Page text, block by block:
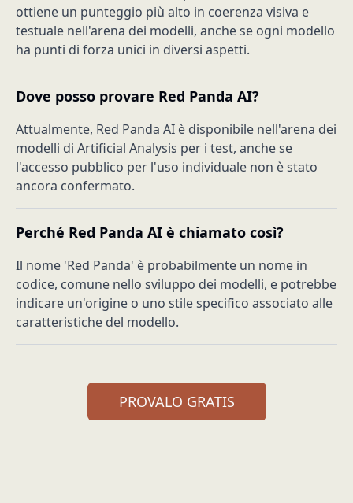
ottiene un punteggio più alto in coerenza visiva e
testuale nell'arena dei modelli, anche se ogni modello
ha punti di forza unici in diversi aspetti.
Dove posso provare Red Panda AI?
Attualmente, Red Panda AI è disponibile nell'arena dei
modelli di Artificial Analysis per i test, anche se
l'accesso pubblico per l'uso individuale non è stato
ancora confermato.
Perché Red Panda AI è chiamato così?
Il nome 'Red Panda' è probabilmente un nome in
codice, comune nello sviluppo dei modelli, e potrebbe
indicare un'origine o uno stile specifico associato alle
caratteristiche del modello.
PROVALO GRATIS